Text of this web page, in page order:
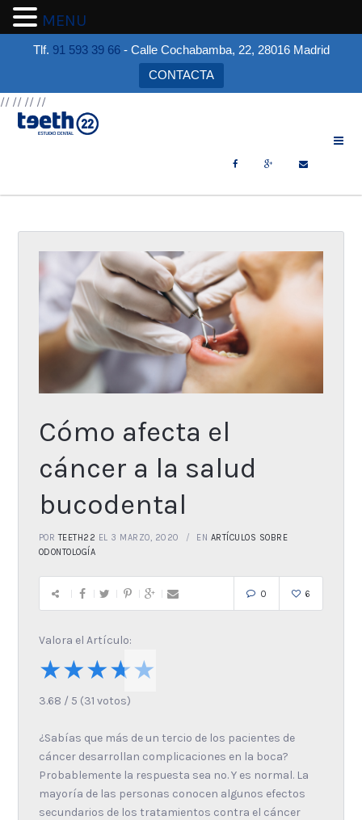
Tlf. 91 593 39 66- Calle Cochabamba, 22, 28016 Madrid
CONTACTA
// // // //
Cómo afecta el
cáncer a la salud
bucodental
PORTEETH22 EL 3 MARZO, 2020 EN ARTÍCULOS SOBRE
ODONTOLOGÍA
6
0
Valora el Artículo:
★★★★★
3.68 / 5 (31 votos)
¿Sabías que más de un tercio de los pacientes de
cáncer desarrollan complicaciones en la boca?
Probablemente la respuesta sea no. Y es normal. La
mayoría de las personas conocen algunos efectos
secundarios de los tratamientos contra el cáncer
MENU